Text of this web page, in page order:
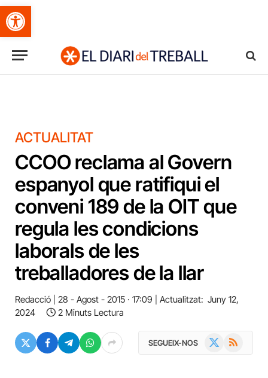
Obre la barra d'eines
ACTUALITAT
CCOO reclama al Govern
espanyol que ratifiqui el
conveni 189 de la OIT que
regula les condicions
laborals de les
treballadores de la llar
Redacció 28 - Agost - 2015 · 17:09 Actualitzat: Juny 12,
2024
2 Minuts Lectura
SEGUEIX-NOS RSS